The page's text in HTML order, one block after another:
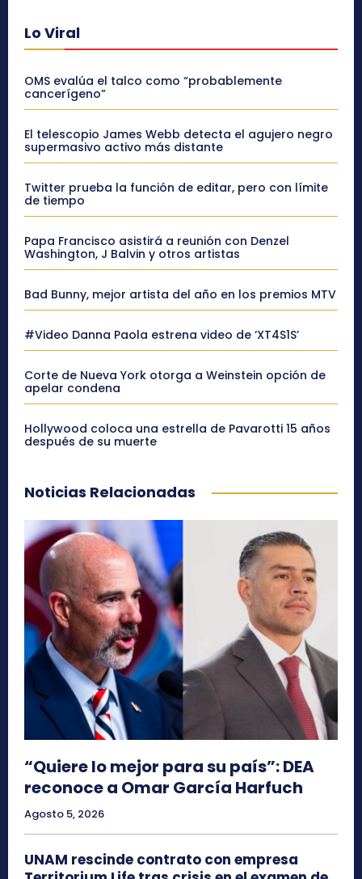
Lo Viral
OMS evalúa el talco como “probablemente
cancerígeno”
El telescopio James Webb detecta el agujero negro
supermasivo activo más distante
Twitter prueba la función de editar, pero con límite
de tiempo
Papa Francisco asistirá a reunión con Denzel
Washington, J Balvin y otros artistas
Bad Bunny, mejor artista del año en los premios MTV
#Video Danna Paola estrena video de ‘XT4S1S’
Corte de Nueva York otorga a Weinstein opción de
apelar condena
Hollywood coloca una estrella de Pavarotti 15 años
después de su muerte
Noticias Relacionadas
“Quiere lo mejor para su país”: DEA
reconoce a Omar García Harfuch
Agosto 5, 2026
UNAM rescinde contrato con empresa